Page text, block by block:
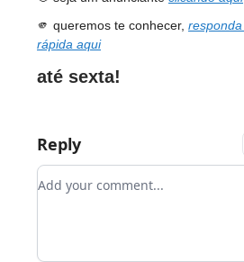
🫵 queremos te conhecer,
rápida aqui
até sexta!
Reply
Add your comment